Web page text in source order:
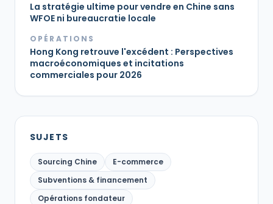
La stratégie ultime pour vendre en Chine sans
WFOE ni bureaucratie locale
OPÉRATIONS
Hong Kong retrouve l'excédent : Perspectives
macroéconomiques et incitations
commerciales pour 2026
SUJETS
Sourcing Chine
E-commerce
Subventions & financement
Opérations fondateur